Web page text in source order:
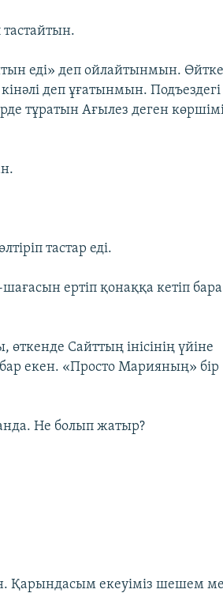
еді» деп ойлайтынмын.
деп ұғатынмын. Подъездегі
тұратын Ағылез деген
тастар еді.
ертіп қонаққа кетіп бара
Сайттың інісінің үйіне
екен. «Просто Марияның» бір
Не болып жатыр?
Қарындасым екеуіміз шешем